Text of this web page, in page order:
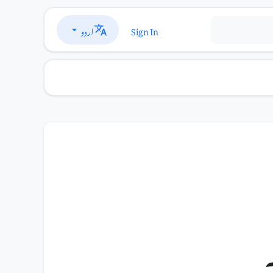
Sign In اردو